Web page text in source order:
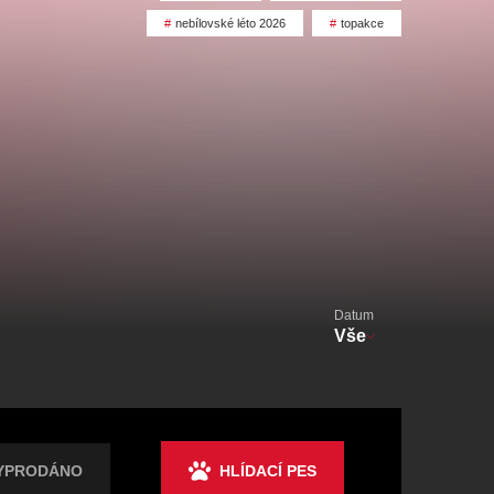
nebílovské léto 2026 topakce
Datum
Vše
HLÍDACÍ PES
Veselá scéna Kalikovský